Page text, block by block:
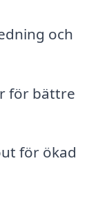
och
för bättre
för ökad